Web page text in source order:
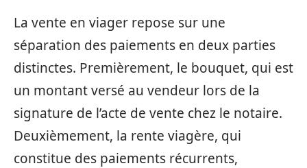
La vente en viager repose sur une
séparation des paiements en deux parties
distinctes. Premièrement, le bouquet, qui est
un montant versé au vendeur lors de la
signature de l’acte de vente chez le notaire.
Deuxièmement, la rente viagère, qui
constitue des paiements récurrents,